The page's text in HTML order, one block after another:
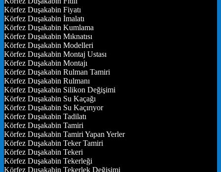
Körfez Duşakabin Fiyatı
Körfez Duşakabin İmalatı
Körfez Duşakabin Kumlama
Körfez Duşakabin Mıknatısı
Körfez Duşakabin Modelleri
Körfez Duşakabin Montaj Ustası
Körfez Duşakabin Montajı
Körfez Duşakabin Rulman Tamiri
Körfez Duşakabin Rulmanı
Körfez Duşakabin Silikon Değişimi
Körfez Duşakabin Su Kaçağı
Körfez Duşakabin Su Kaçırıyor
Körfez Duşakabin Tadilatı
Körfez Duşakabin Tamiri
Körfez Duşakabin Tamiri Yapan Yerler
Körfez Duşakabin Teker Tamiri
Körfez Duşakabin Tekeri
Körfez Duşakabin Tekerleği
Körfez Duşakabin Tekerlek Değişimi